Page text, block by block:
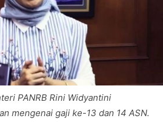
PANRB Rini Widyantini
mengenai gaji ke-13 dan 14 ASN.